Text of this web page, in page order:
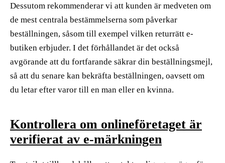
Dessutom rekommenderar vi att kunden är medveten om
de mest centrala bestämmelserna som påverkar
beställningen, såsom till exempel vilken returrätt e-
butiken erbjuder. I det förhållandet är det också
avgörande att du fortfarande säkrar din beställningsmejl,
så att du senare kan bekräfta beställningen, oavsett om
du letar efter varor till en man eller en kvinna.
Kontrollera om onlineföretaget är
verifierat av e-märkningen